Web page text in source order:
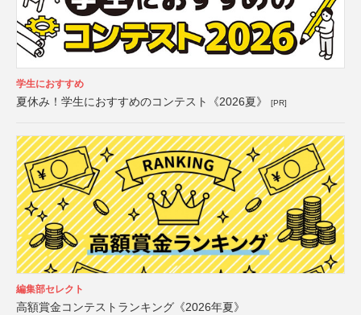
学生におすすめ
夏休み！学生におすすめのコンテスト《2026夏》 [PR]
編集部セレクト
高額賞金コンテストランキング《2026年夏》